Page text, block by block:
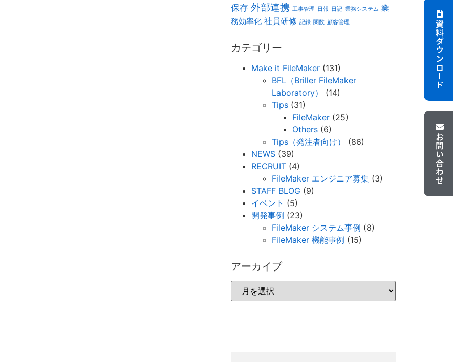
保存 外部連携 工事管理 日報 日記 業務システム 業
務効率化 社員研修 記録 関数 顧客管理
カテゴリー
Make it FileMaker (131)
BFL（Briller FileMaker
Laboratory）
(14)
Tips (31)
FileMaker (25)
Others (6)
Tips（発注者向け）
(86)
NEWS (39)
RECRUIT (4)
FileMaker エンジニア募集 (3)
STAFF BLOG (9)
イベント (5)
開発事例 (23)
FileMaker システム事例 (8)
FileMaker 機能事例 (15)
アーカイブ
資料ダウンロード
お問い合わせ